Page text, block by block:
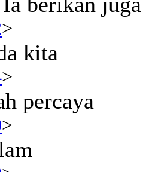
>
kita
>
percaya
>